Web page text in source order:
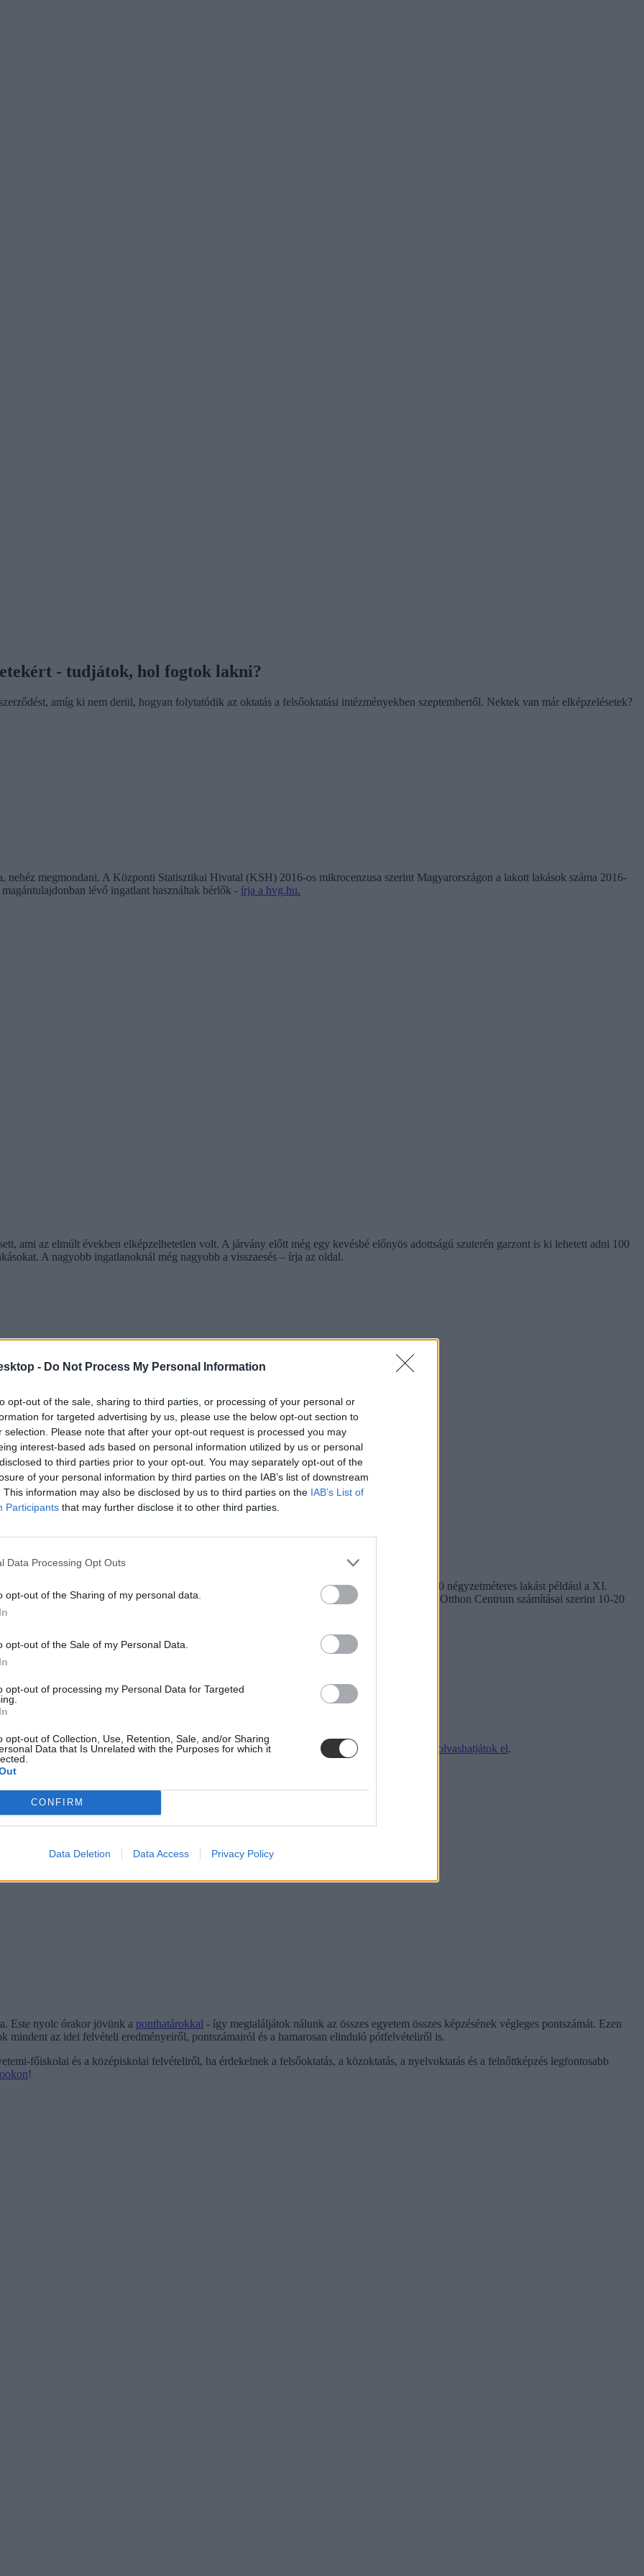
- Do Not Process My Personal Information
opt-out of the sale, sharing to third parties, or processing of your personal or
for targeted advertising by us, please use the below opt-out section to
selection. Please note that after your opt-out request is processed you may
interest-based ads based on personal information utilized by us or personal
to third parties prior to your opt-out. You may separately opt-out of the
of your personal information by third parties on the IAB’s list of downstream
This information may also be disclosed by us to third parties on the IAB’s List of
Participants that may further disclose it to other third parties.
Data Processing Opt Outs
opt-out of the Sharing of my personal data.
opt-out of the Sale of my Personal Data.
opt-out of processing my Personal Data for Targeted
opt-out of Collection, Use, Retention, Sale, and/or Sharing
Data that Is Unrelated with the Purposes for which it
CONFIRM
Data Deletion Data Access Privacy Policy
- tudjátok, hol fogtok lakni?
amíg ki nem derül, hogyan folytatódik az oktatás a felsőoktatási intézményekben szeptembertől. Nektek van már elképzelésetek?
nehéz megmondani. A Központi Statisztikai Hivatal (KSH) 2016-os mikrocenzusa szerint Magyarországon a lakott lakások száma 2016-
lévő ingatlant használtak bérlők - írja a hvg.hu.
ami az elmúlt években elképzelhetetlen volt. A járvány előtt még egy kevésbé előnyös adottságú szuterén garzont is ki lehetett adni 100
A nagyobb ingatlanoknál még nagyobb a visszaesés – írja az oldal.
korábban – a rezsit nem számítva – havi 150-160 ezer forint lehetett kiadni egy jó állapotú, 50 négyzetméteres lakást például a XI.
az ingatlant már 120-130 ezerért is ki lehet bérelni. Vidéken is olcsóbbak lett az albérletek, az Otthon Centrum számításai szerint 10-20
a lakásvásárlás között vaciláltok, akkor a hvg.hu teljes elemzését a mai albérleti helyzetről
itt olvashatjátok el.
Este nyolc órakor jövünk a ponthatárokkal - így megtaláljátok nálunk az összes egyetem összes képzésének végleges pontszámát. Ezen
mindent az idei felvételi eredményeiről, pontszámairól és a hamarosan elinduló pótfelvételiről is.
főiskolai és a középiskolai felvételiről, ha érdekelnek a felsőoktatás, a közoktatás, a nyelvoktatás és a felnőttképzés legfontosabb
!